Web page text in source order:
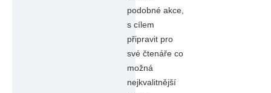
podobné akce,
s cílem
připravit pro
své čtenáře co
možná
nejkvalitnější